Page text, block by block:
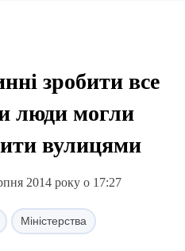
зробити все
люди могли
вулицями
2014 року о 17:27
Міністерства